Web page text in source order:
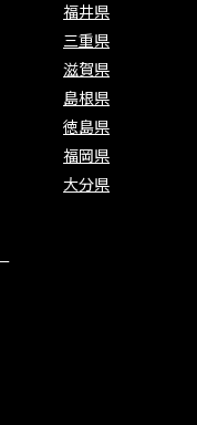
福井県
三重県
滋賀県
島根県
徳島県
福岡県
大分県